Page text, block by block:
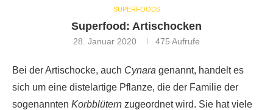
SUPERFOODS
Superfood: Artischocken
28. Januar 2020 475 Aufrufe
Bei der Artischocke, auch Cynara genannt, handelt es
sich um eine distelartige Pflanze, die der Familie der
sogenannten Korbblütern zugeordnet wird. Sie hat viele